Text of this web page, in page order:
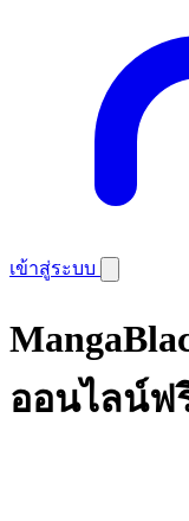
เข้าสู่ระบบ
ออนไลน์ฟ